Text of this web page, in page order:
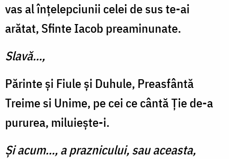
vas al înţelep­ciunii celei de sus te-ai
arătat, Sfinte Iacob preaminunate.
Slavă...,
Părinte şi Fiule şi Duhule, Preasfântă
Treime si Unime, pe cei ce cântă Ţie de-a
puru­rea, miluiește-i.
Şi acum..., a praznicului, sau aceasta,